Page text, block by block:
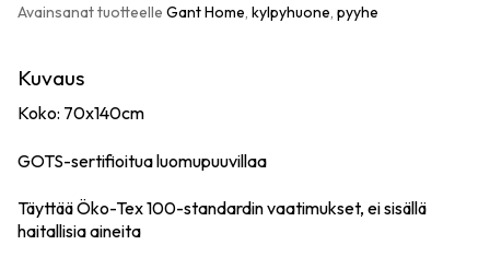
Avainsanat tuotteelle Gant Home, kylpyhuone, pyyhe
Kuvaus
Koko: 70x140cm
GOTS-sertifioitua luomupuuvillaa
Täyttää Öko-Tex 100-standardin vaatimukset, ei sisällä
haitallisia aineita